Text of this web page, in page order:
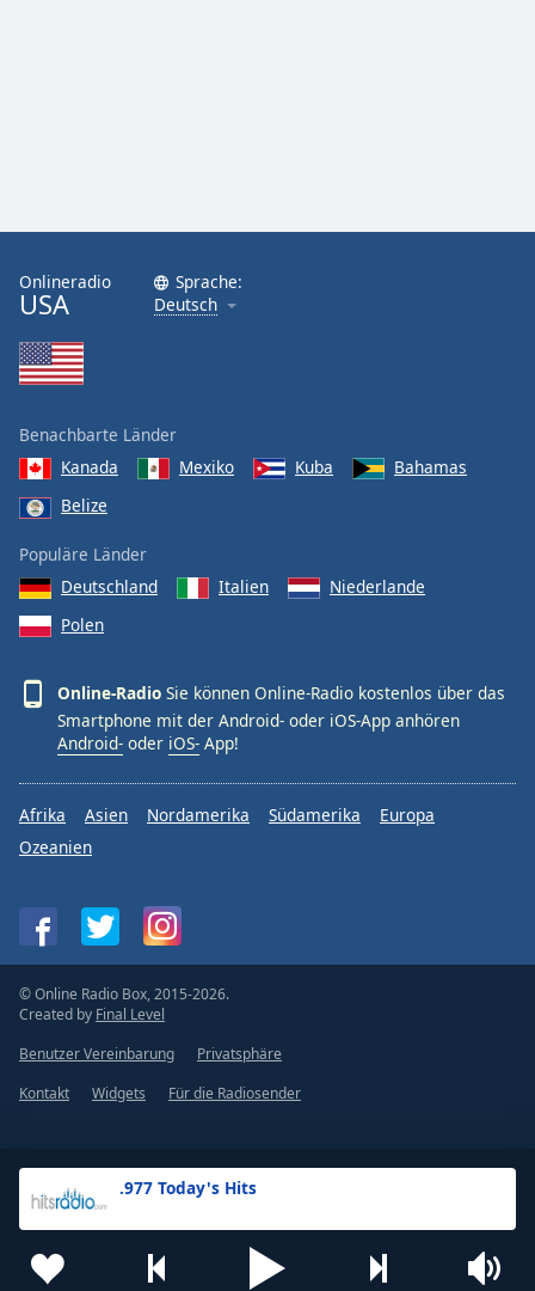
.977 Today's Hits
Onlineradio
USA
Sprache:
Deutsch
Benachbarte Länder
Kanada
Mexiko Kuba
Bahamas
Belize
Populäre Länder
Deutschland
Italien
Niederlande
Polen
Online-Radio Sie können Online-Radio kostenlos über das
Smartphone mit der Android- oder iOS-App anhören
Android- oder iOS- App!
Afrika Asien Nordamerika Südamerika
Europa
Ozeanien
© Online Radio Box, 2015-2026.
Created by Final Level
Benutzer Vereinbarung
Privatsphäre
Kontakt
Widgets Für die Radiosender